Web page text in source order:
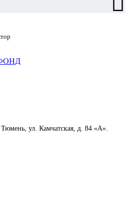
ул. Камчатская, д. 84 «А».